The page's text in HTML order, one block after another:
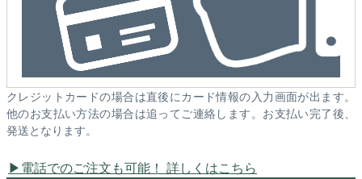
クレジットカードの場合は直後にカード情報の入力画面が出ます。
他のお支払い方法の場合は追ってご連絡します。お支払い完了後、
発送となります。
電話でのご注文も可能！ 詳しくはこちら